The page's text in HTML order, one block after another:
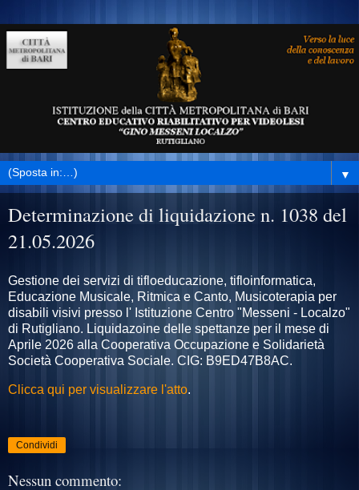
▼
Determinazione di liquidazione n. 1038 del
21.05.2026
Gestione dei servizi di tifloeducazione, tifloinformatica,
Educazione Musicale, Ritmica e Canto, Musicoterapia per
disabili visivi presso l' Istituzione Centro "Messeni - Localzo"
di Rutigliano. Liquidazoine delle spettanze per il mese di
Aprile 2026 alla Cooperativa Occupazione e Solidarietà
Società Cooperativa Sociale. CIG: B9ED47B8AC.
Clicca qui per visualizzare l'atto.
Condividi
Nessun commento: